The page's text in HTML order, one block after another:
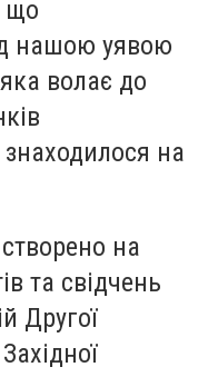
що
нашою уявою
волає до
на
на
та свідчень
Другої